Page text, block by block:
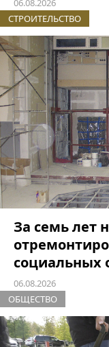
06.08.2026
СТРОИТЕЛЬСТВО
За семь лет
социальных
06.08.2026
ОБЩЕСТВО